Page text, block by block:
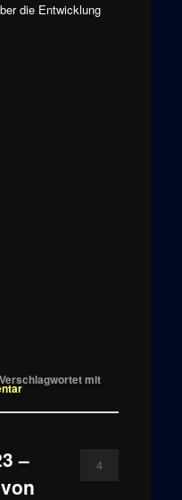
die Entwicklung
Verschlagwortet mit
–
4